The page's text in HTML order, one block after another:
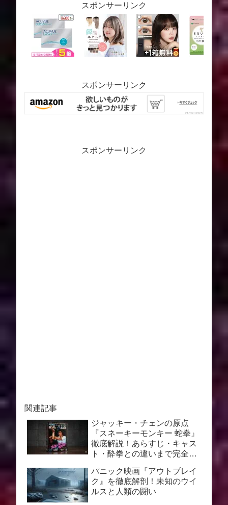
スポンサーリンク
スポンサーリンク
スポンサーリンク
関連記事
ジャッキー・チェンの原点
『スネーキーモンキー 蛇拳』
徹底解説！あらすじ・キャス
ト・酔拳との違いまで完全網
パニック映画『アウトブレイ
ク』を徹底解剖！未知のウイ
ルスと人類の闘い